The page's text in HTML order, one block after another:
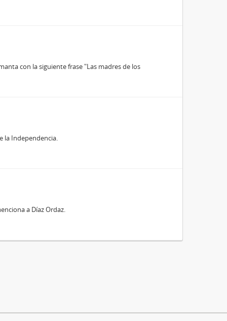
con la siguiente frase "Las madres de los
la Independencia.
a Díaz Ordaz.